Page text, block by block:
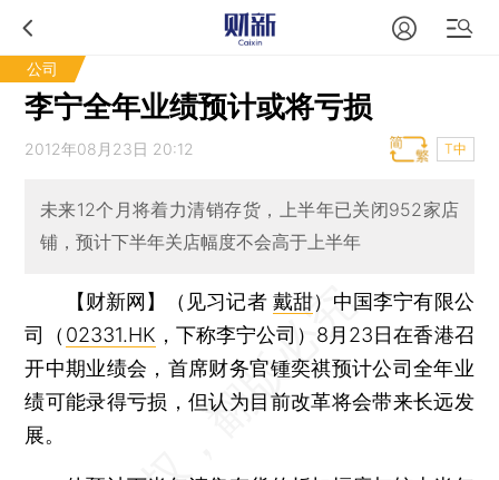
公司
李宁全年业绩预计或将亏损
2012年08月23日 20:12 T中
未来12个月将着力清销存货，上半年已关闭952家店
铺，预计下半年关店幅度不会高于上半年
【财新网】（见习记者 戴甜） 中国李宁有限公
司（ 02331.HK ，下称李宁公司）8月23日在香港召
开中期业绩会，首席财务官锺奕祺预计公司全年业
绩可能录得亏损，但认为目前改革将会带来长远发
展。